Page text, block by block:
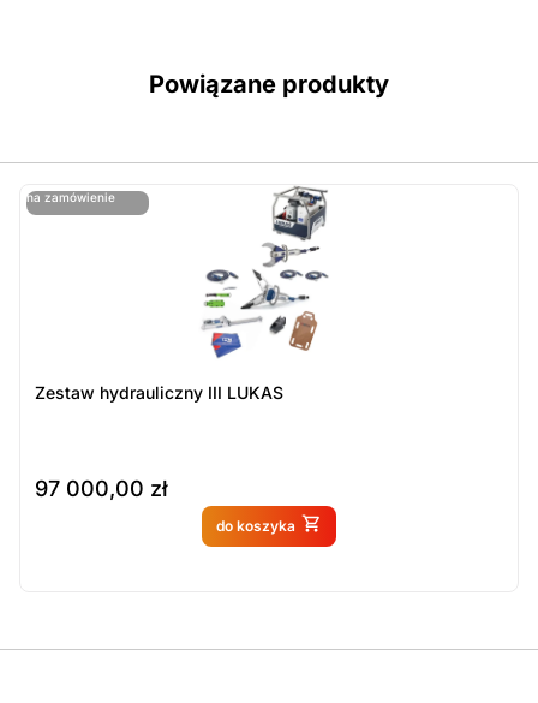
Powiązane produkty
na zamówienie
ostatnie sztuki
Zestaw hydrauliczny III LUKAS
97 000,00 zł
do koszyka
Produkt dostępny na